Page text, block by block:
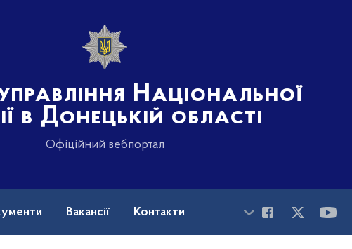
Національної
в Донецькій області
Офіційний вебпортал
Вакансії Контакти